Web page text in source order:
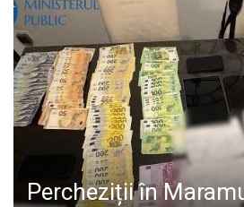
SPORT
SPECIAL
POLITIC
LIFE
Percheziții în